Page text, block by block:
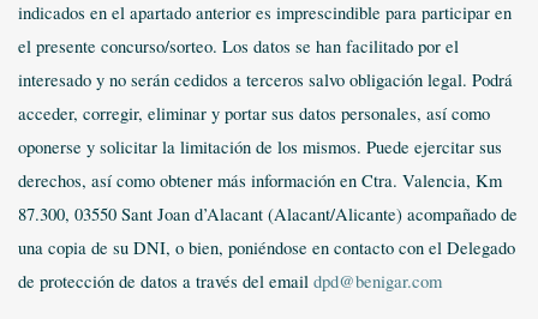
indicados en el apartado anterior es imprescindible para participar en
el presente concurso/sorteo. Los datos se han facilitado por el
interesado y no serán cedidos a terceros salvo obligación legal. Podrá
acceder, corregir, eliminar y portar sus datos personales, así como
oponerse y solicitar la limitación de los mismos. Puede ejercitar sus
derechos, así como obtener más información en Ctra. Valencia, Km
87.300, 03550 Sant Joan d’Alacant (Alacant/Alicante) acompañado de
una copia de su DNI, o bien, poniéndose en contacto con el Delegado
de protección de datos a través del email dpd@benigar.com